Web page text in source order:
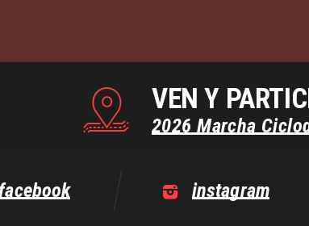
VEN Y
2026Marcha
facebook instagram